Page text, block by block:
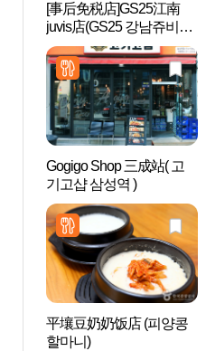
[事后免税店]GS25江南
juvis店(GS25 강남쥬비스
점)
Gogigo Shop 三成站( 고
기고샵 삼성역 )
平壤豆奶奶饭店 (피양콩
할마니)